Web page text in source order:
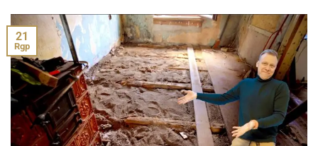
21
Rgp